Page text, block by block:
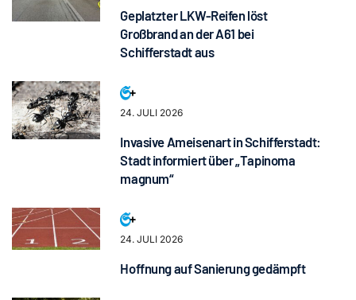
Geplatzter LKW-Reifen löst
Großbrand an der A61 bei
Schifferstadt aus
24. JULI 2026
Invasive Ameisenart in Schifferstadt:
Stadt informiert über „Tapinoma
magnum“
24. JULI 2026
Hoffnung auf Sanierung gedämpft